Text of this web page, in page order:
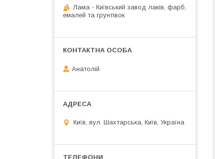
Лама - Київський завод лаків, фарб,
емалей та грунтівок
Анатолій
Київ, вул. Шахтарська, Київ, Україна